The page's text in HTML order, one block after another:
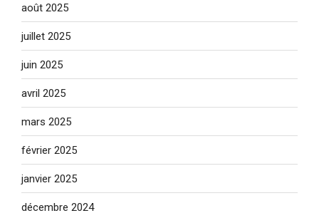
août 2025
juillet 2025
juin 2025
avril 2025
mars 2025
février 2025
janvier 2025
décembre 2024